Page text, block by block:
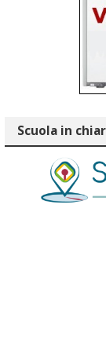
Scuola in